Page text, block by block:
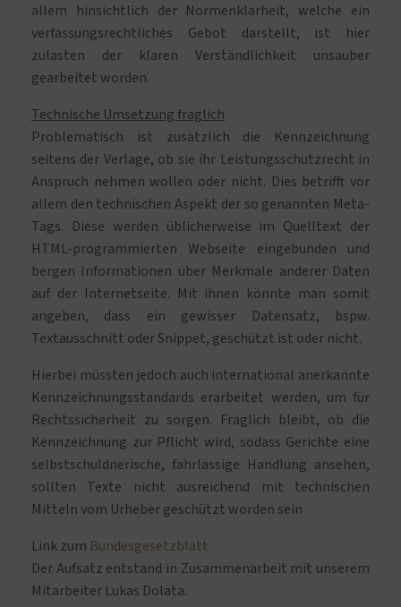
allem hinsichtlich der Normenklarheit, welche ein
verfassungsrechtliches Gebot darstellt, ist hier
zulasten der klaren Verständlichkeit unsauber
gearbeitet worden.
Technische Umsetzung fraglich
Problematisch ist zusätzlich die Kennzeichnung
seitens der Verlage, ob sie ihr Leistungsschutzrecht in
Anspruch nehmen wollen oder nicht. Dies betrifft vor
allem den technischen Aspekt der so genannten Meta-
Tags. Diese werden üblicherweise im Quelltext der
HTML-programmierten Webseite eingebunden und
bergen Informationen über Merkmale anderer Daten
auf der Internetseite. Mit ihnen könnte man somit
angeben, dass ein gewisser Datensatz, bspw.
Textausschnitt oder Snippet, geschützt ist oder nicht.
Hierbei müssten jedoch auch international anerkannte
Kennzeichnungsstandards erarbeitet werden, um für
Rechtssicherheit zu sorgen. Fraglich bleibt, ob die
Kennzeichnung zur Pflicht wird, sodass Gerichte eine
selbstschuldnerische, fahrlässige Handlung ansehen,
sollten Texte nicht ausreichend mit technischen
Mitteln vom Urheber geschützt worden sein
Link zum Bundesgesetzblatt
Der Aufsatz entstand in Zusammenarbeit mit unserem
Mitarbeiter Lukas Dolata.